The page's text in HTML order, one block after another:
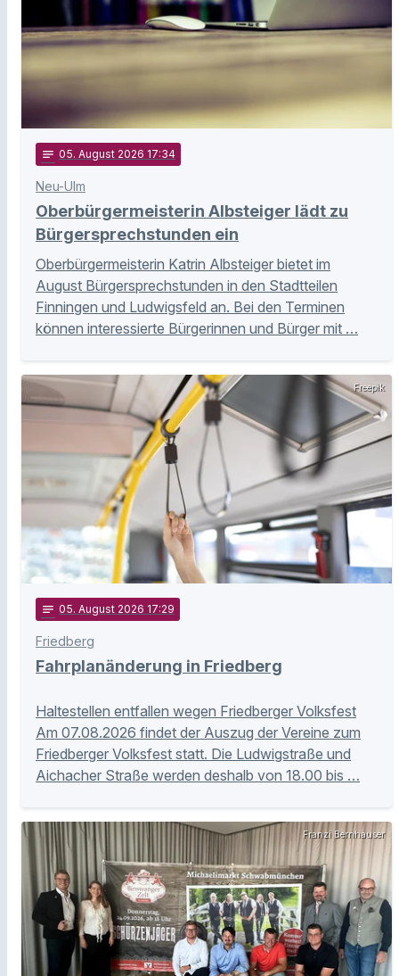
notes 05. August 2026 17:34
Neu-Ulm
Oberbürgermeisterin Albsteiger lädt zu
Bürgersprechstunden ein
Oberbürgermeisterin Katrin Albsteiger bietet im
August Bürgersprechstunden in den Stadtteilen
Finningen und Ludwigsfeld an. Bei den Terminen
können interessierte Bürgerinnen und Bürger mit …
Freepik
notes 05. August 2026 17:29
Friedberg
Fahrplanänderung in Friedberg
Haltestellen entfallen wegen Friedberger Volksfest
Am 07.08.2026 findet der Auszug der Vereine zum
Friedberger Volksfest statt. Die Ludwigstraße und
Aichacher Straße werden deshalb von 18.00 bis …
Franzi Bernhauser